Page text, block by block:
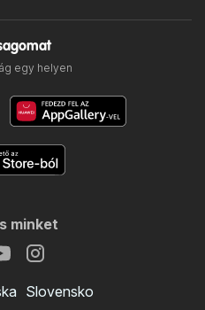
egy helyen
minket
Slovensko